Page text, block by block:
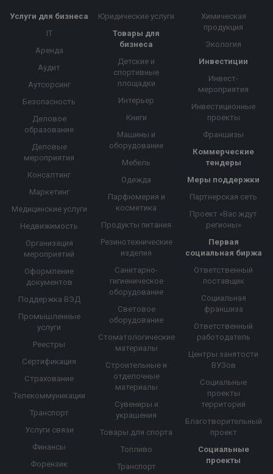
Услуги для бизнеса
IT
Аренда
Аудит
Аутсорсинг
Безопасность
Деловое
образование
Деловые
мероприятия
Консалтинг
Маркетинг
Медицинские услуги
Недвижимость
Организация
мероприятий
Оформление
документов
Поддержка ВЭД
Промышленные
услуги
Реестры
Сертификация
Страхование
Телекоммуникации
Транспорт
Услуги связи
Финансы
Форензик
Юридические услуги
Товары для
бизнеса
Детские и
спортивные
площадки
Интерьер
Книги
Машины и
оборудование
Мебель
Одежда
Парфюмерия и
косметика
Продукты питания
Резинотехнические
изделия
Санитарно-
гигиеническое
оборудование
Световое
оборудование
Стоматологические
материалы
Строительные и
отделочные
материалы
Сувениры и
украшения
Товары для спорта
Топливо
Транспорт
Химическая
продукция
Экология
Инвестиции
Инвест-
мероприятия
Инвестиционные
проекты
Франшизы
Коммерческие
тендеры
Меры поддержки
Партнерская сеть
Проект «Вас ждут
регионы»
Первая
социальная биржа
Ответственный
поставщик
Социальная
франшиза
Ответственный
работодатель
Центры занятости
ВУЗов
Социальные
проекты
территорий
Благотворительный
проект
Социальные
проекты